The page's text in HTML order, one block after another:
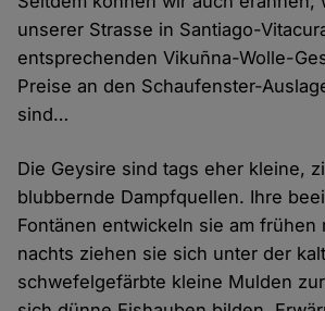
unserer Strasse in Santiago-
entsprechenden Vikuñna-Wolle-
Preise an den Schaufenster-
sind…
Die Geysire sind tags eher kleine,
blubbernde Dampfquellen. Ihre
Fontänen entwickeln sie am frühen
nachts ziehen sie sich unter der
schwefelgefärbte kleine Mulden